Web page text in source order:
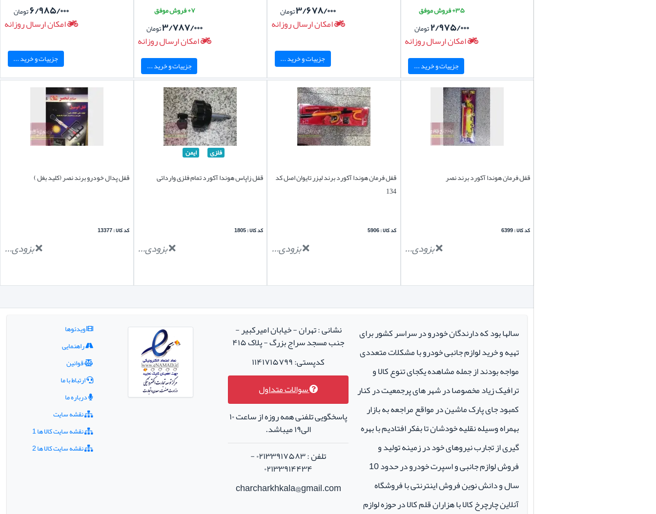
۳۵+ فروش موفق
۲/۹۷۵/۰۰۰تومان
امکان ارسال روزانه
جزییات و خرید ...
۳/۶۷۸/۰۰۰تومان
امکان ارسال روزانه
جزییات و خرید ...
۷+ فروش موفق
۳/۷۸۷/۰۰۰تومان
امکان ارسال روزانه
جزییات و خرید ...
۶/۹۸۵/۰۰۰تومان
امکان ارسال روزانه
جزییات و خرید ...
قفل فرمان هوندا آکورد برند نصر
کد کالا : 6399
بزودی...
قفل فرمان هوندا آکورد برند لیزر تایوان اصل کد
134
کد کالا : 5906
بزودی...
فلزی ایمن
قفل زاپاس هوندا آکورد تمام فلزی وارداتی
کد کالا : 1805
بزودی...
قفل پدال خودرو برند نصر (کلید بغل )
کد کالا : 13377
بزودی...
سالها بود که دارندگان خودرو در سراسر کشور برای
تهیه و خرید لوازم جانبی خودرو با مشکلات متعددی
مواجه بودند از جمله مشاهده یکجای تنوع کالا و
ترافیک زیاد مخصوصا در شهر های پرجمعیت در کنار
کمبود جای پارک ماشین در مواقع مراجعه به بازار
بهمراه وسیله نقلیه خودشان تا بفکر افتادیم با بهره
گیری از تجارب نیروهای خود در زمینه تولید و
فروش لوازم جانبی و اسپرت خودرو در حدود 10
سال و دانش نوین فروش اینترنتی با فروشگاه
آنلاین چارچرخ کالا با هزاران قلم کالا در حوزه لوازم
نشانی : تهران - خیابان امیرکبیر -
جنب مسجد سراج بزرگ - پلاک ۴۱۵
کدپستی: ۱۱۴۱۷۱۵۷۹۹
سوالات متداول
پاسخگویی تلفنی همه روزه از ساعت ۱۰
الی۱۹ میباشد.
تلفن : ۰۲۱۳۳۹۱۷۵۸۳ -
۰۲۱۳۳۹۱۴۴۳۴
charcharkhkala@gmail.com
ویدئوها
راهنمایی
قوانین
ارتباط با ما
درباره ما
نقشه سایت
نقشه سایت کالا ها 1
نقشه سایت کالا ها 2